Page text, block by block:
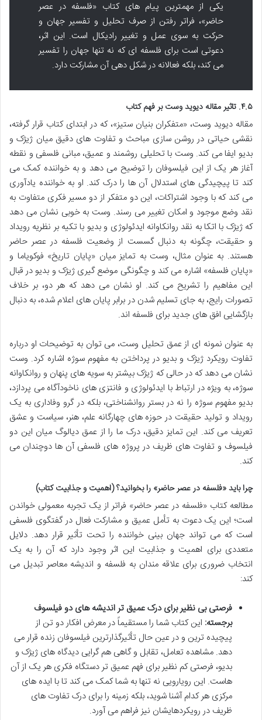
یکی از مهمترین پیام های کتاب «فلسفه در عصر
حاضر»، فراتر رفتن از صرف تحلیل و تفسیر جهان و
حرکت به سوی عمل و تغییر رادیکال است. این اثر،
دعوتی است برای فلسفه ای که نه تنها جهان را تفسیر
می کند، بلکه فعالانه در شکل دهی آن مشارکت دارد.
۴.۵. تاثیر مقاله دیوید وست بر فهم کتاب
مقاله دیوید وست، «متفکران بنیان ستیز»، که در ابتدای کتاب قرار گرفته،
نقشی حیاتی در روشن سازی مباحث و تفاوت های دقیق میان ژیژک و
بدیو ایفا می کند. وست با تحلیلی روشمند و عمیق، مبانی فلسفی و نقطه
آغاز هر یک از این فیلسوفان را توضیح می دهد و به خواننده کمک می
کند تا پیچیدگی های استدلال آن ها را درک کند. او به خواننده یادآوری
می کند که با وجود اشتراکات، این دو متفکر از دو مسیر فکری متفاوت به
نقد وضع موجود و امکان تغییر می رسند. وست به خوبی نشان می دهد
که ژیژک با اتکا به نقد روانکاوانه ایدئولوژی و بدیو با تکیه بر نظریه رویداد
و حقیقت، چگونه به دنبال گسست از وضعیت فلسفه در عصر حاضر
هستند. به عنوان مثال، وست به تمایز میان «پایان تاریخ» فوکویاما و
«پایان فلسفه» اشاره می کند و چگونگی موضع گیری ژیژک و بدیو در قبال
این مفاهیم را تشریح می کند. او نشان می دهد که هر دو، بر خلاف
تصورات رایج، به جای تسلیم شدن در برابر پایان های اعلام شده، به دنبال
بازگشایی افق های جدید برای فلسفه اند.
به عنوان نمونه ای از عمق تحلیل وست، می توان به توضیحات او درباره
تفاوت رویکرد ژیژک و بدیو در پرداختن به مفهوم سوژه اشاره کرد. وست
نشان می دهد که در حالی که ژیژک بیشتر به سویه های پنهان و روانکاوانه
سوژه، به ویژه در ارتباط با ایدئولوژی و فانتزی های ناخودآگاه می پردازد،
بدیو مفهوم سوژه را نه در بستر روانشناختی، بلکه در گرو وفاداری به یک
رویداد و تولید حقیقت در حوزه های چهارگانه علم، هنر، سیاست و عشق
تعریف می کند. این تمایز دقیق، درک ما را از عمق دیالوگ میان این دو
فیلسوف و تفاوت های ظریف در پروژه های فلسفی آن ها دوچندان می
کند.
چرا باید «فلسفه در عصر حاضر» را بخوانید؟ (اهمیت و جذابیت کتاب)
مطالعه کتاب «فلسفه در عصر حاضر» فراتر از یک تجربه معمولی خواندن
است؛ این یک دعوت به تأمل عمیق و مشارکت فعال در گفتگوی فلسفی
است که می تواند جهان بینی خواننده را تحت تأثیر قرار دهد. دلایل
متعددی برای اهمیت و جذابیت این اثر وجود دارد که آن را به یک
انتخاب ضروری برای علاقه مندان به فلسفه و اندیشه معاصر تبدیل می
کند:
فرصتی بی نظیر برای درک عمیق تر اندیشه های دو فیلسوف
برجسته: این کتاب شما را مستقیماً در معرض افکار دو تن از
پیچیده ترین و در عین حال تأثیرگذارترین فیلسوفان زنده قرار می
دهد. مشاهده تعامل، تقابل و گاهی هم گرایی دیدگاه های ژیژک و
بدیو، فرصتی کم نظیر برای فهم عمیق تر دستگاه فکری هر یک از آن
هاست. این رویارویی نه تنها به شما کمک می کند تا با ایده های
مرکزی هر کدام آشنا شوید، بلکه زمینه را برای درک تفاوت های
ظریف در رویکردهایشان نیز فراهم می آورد.